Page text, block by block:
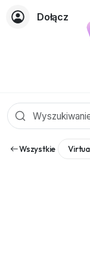
Dołącz
Wszystkie